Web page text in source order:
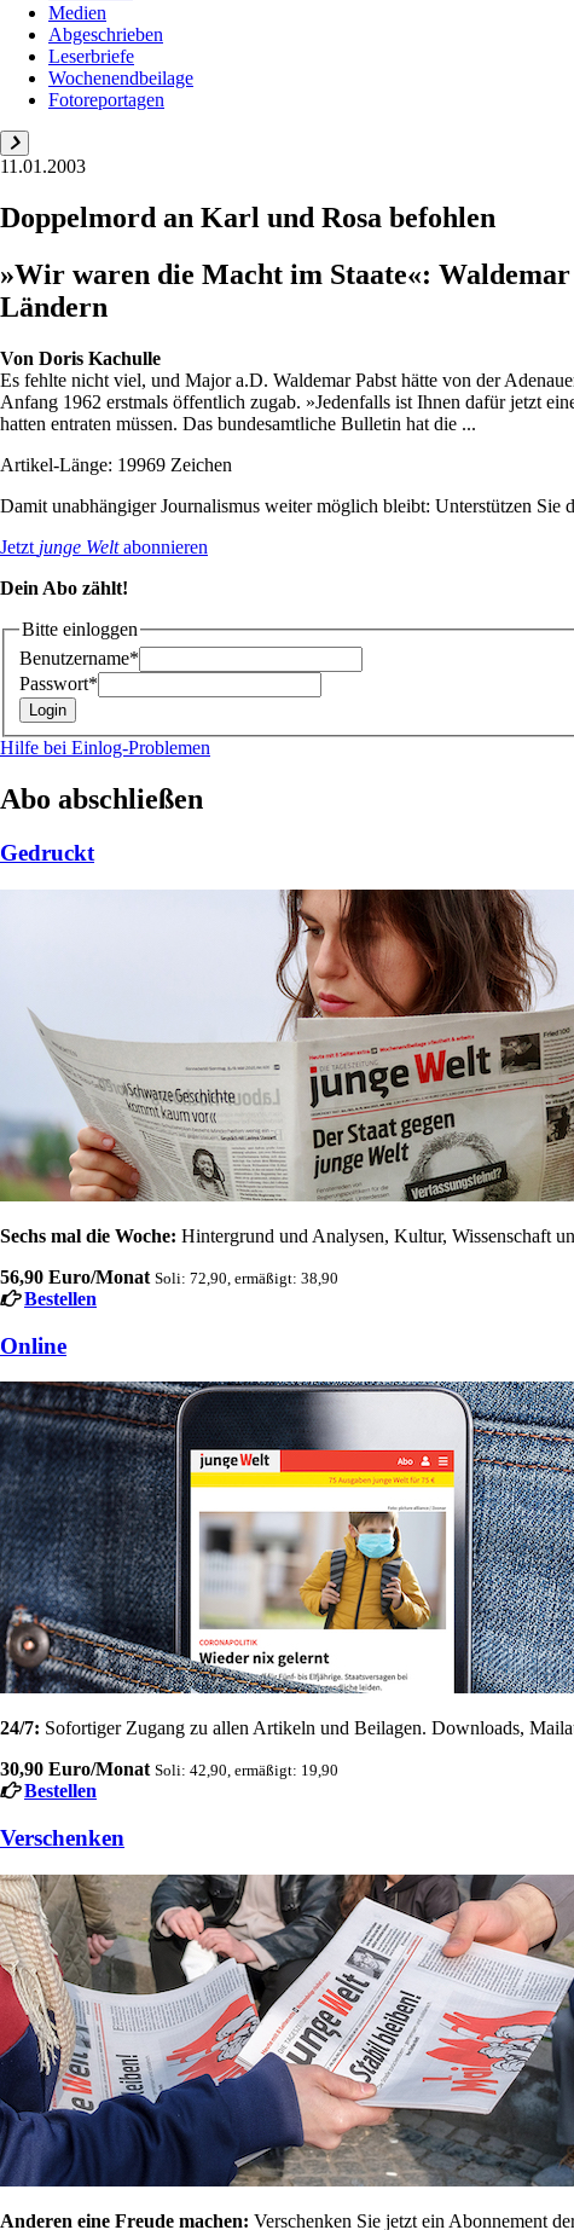
Medien
Abgeschrieben
Leserbriefe
Wochenendbeilage
Fotoreportagen
11.01.2003
Doppelmord an Karl und Rosa befohlen
»Wir waren die Macht im Staate«:
Ländern
Von Doris Kachulle
Es fehlte nicht viel, und Major a.D. Waldemar Pabst hätte von der
Anfang 1962 erstmals öffentlich zugab. »Jedenfalls ist Ihnen dafür jetzt
hatten entraten müssen. Das bundesamtliche Bulletin hat die ...
Artikel-Länge: 19969 Zeichen
Damit unabhängiger Journalismus weiter möglich bleibt: Unterstützen
Jetzt junge Weltabonnieren
Dein Abo zählt!
Bitte einloggen
Benutzername*
Passwort*
Hilfe bei Einlog-Problemen
Abo abschließen
Gedruckt
Sechs mal die Woche: Hintergrund und Analysen, Kultur, Wissenschaft
56,90 Euro/Monat Soli: 72,90, ermäßigt: 38,90
Bestellen
Online
24/7: Sofortiger Zugang zu allen Artikeln und Beilagen. Downloads,
30,90 Euro/Monat Soli: 42,90, ermäßigt: 19,90
Bestellen
Verschenken
Anderen eine Freude machen: Verschenken Sie jetzt ein Abonnement